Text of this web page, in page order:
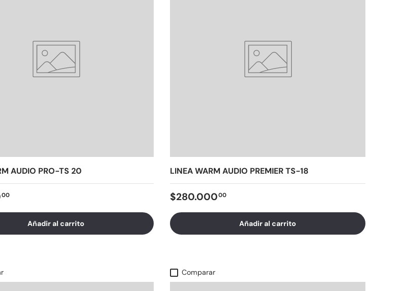
AUDIO PRO-TS 20
00
Añadir al carrito
LINEA WARM AUDIO PREMIER TS-18
$280.00000
Añadir al carrito
Comparar